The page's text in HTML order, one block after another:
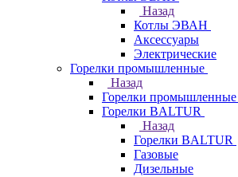
Назад
Котлы ЭВАН
Аксессуары
Электрические
Горелки промышленные
Назад
Горелки промышленные
Горелки BALTUR
Назад
Горелки BALTUR
Газовые
Дизельные